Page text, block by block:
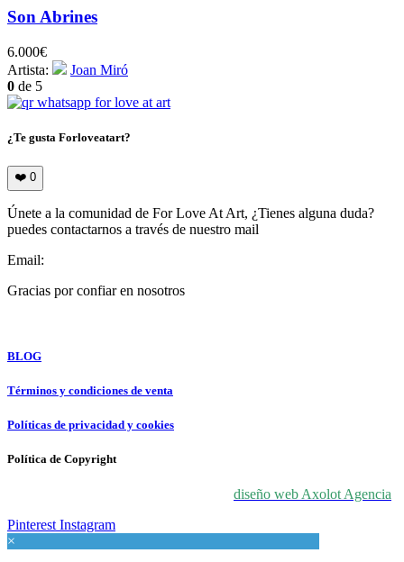
Son Abrines
6.000€
Artista:
Joan Miró
0 de 5
¿Te gusta Forloveatart?
❤️ 0
Únete a la comunidad de For Love At Art, ¿Tienes alguna duda?
puedes contactarnos a través de nuestro mail
Email:
Gracias por confiar en nosotros
BLOG
Términos y condiciones de venta
Políticas de privacidad y cookies
Política de Copyright
diseño web Axolot Agencia
Pinterest Instagram
×